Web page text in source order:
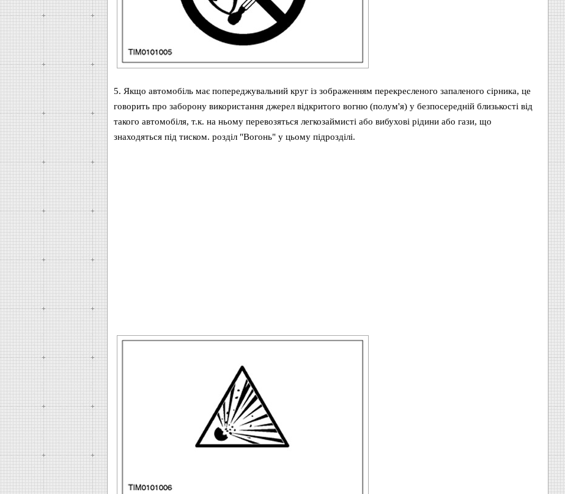
5. Якщо автомобіль має попереджувальний круг із зображенням перекресленого запаленого сірника, це
говорить про заборону використання джерел відкритого вогню (полум'я) у безпосередній близькості від
такого автомобіля, т.к. на ньому перевозяться легкозаймисті або вибухові рідини або гази, що
знаходяться під тиском. розділ "Вогонь" у цьому підрозділі.